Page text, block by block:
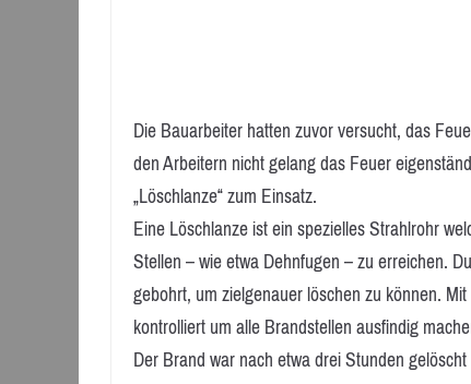
Die Bauarbeiter hatten zuvor versucht, das
den Arbeitern nicht gelang das Feuer
„Löschlanze“ zum Einsatz.
Eine Löschlanze ist ein spezielles Strahlrohr
Stellen – wie etwa Dehnfugen – zu erreichen.
gebohrt, um zielgenauer löschen zu können.
kontrolliert um alle Brandstellen ausfindig
Der Brand war nach etwa drei Stunden